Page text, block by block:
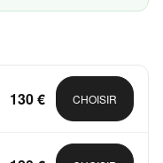
130 € CHOISIR